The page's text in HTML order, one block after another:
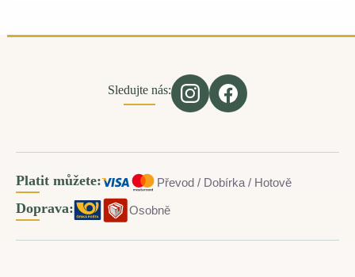
Sledujte nás:
Platit můžete: Převod / Dobírka / Hotově
Doprava: Osobně